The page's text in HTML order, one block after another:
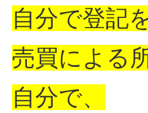
自分で登記
売買による
自分で、